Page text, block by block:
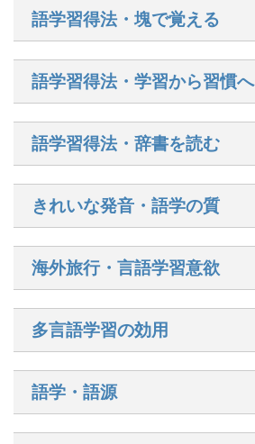
語学習得法・塊で覚える
語学習得法・学習から習慣へ
語学習得法・辞書を読む
きれいな発音・語学の質
海外旅行・言語学習意欲
多言語学習の効用
語学・語源